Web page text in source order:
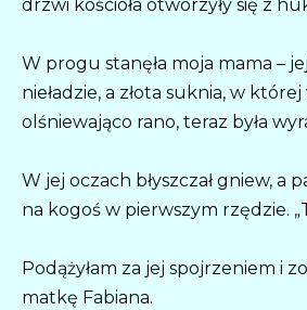
drzwi kościoła otworzyły się z
W progu stanęła moja mama –
nieładzie, a złota suknia, w której
olśniewająco rano, teraz była
W jej oczach błyszczał gniew, a
na kogoś w pierwszym rzędzie.
Podążyłam za jej spojrzeniem i
matkę Fabiana.